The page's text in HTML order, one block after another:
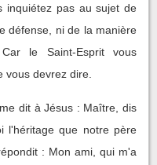
inquiétez pas au sujet de
défense, ni de la manière
Car le Saint-Esprit vous
vous devrez dire.
dit à Jésus : Maître, dis
l'héritage que notre père
: Mon ami, qui m'a